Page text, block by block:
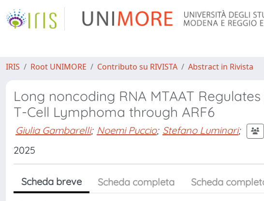
IRIS Root UNIMORE Contributo su RIVISTA Abstract in Rivista
Long noncoding RNA MTAAT
T-Cell Lymphoma through ARF6
Giulia Gambarelli; Noemi Puccio; Stefano Luminari;
2025
Scheda breve Scheda completa Scheda